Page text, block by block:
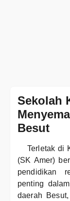
Sekolah
Besut
Terletak di
(SK Amer)
pendidikan
penting
daerah